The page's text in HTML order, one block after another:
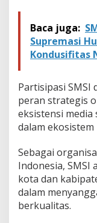
Baca juga:
Supremasi
Kondusifitas
Partisipasi SMSI
peran strategis
eksistensi
dalam
Sebagai
Indonesia, SMSI
kota dan
dalam
berkualitas.